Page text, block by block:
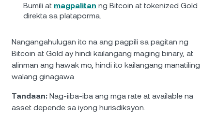
Bumili at magpalitan ng Bitcoin at tokenized Gold
direkta sa plataporma.
Nangangahulugan ito na ang pagpili sa pagitan ng
Bitcoin at Gold ay hindi kailangang maging binary, at
alinman ang hawak mo, hindi ito kailangang manatiling
walang ginagawa.
Tandaan: Nag-iiba-iba ang mga rate at available na
asset depende sa iyong hurisdiksyon.